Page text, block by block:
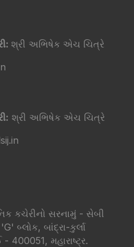
શ્રી અભિષેક એચ ચિત્રે
શ્રી અભિષેક એચ ચિત્રે
કચેરીનો સરનામું - સેબી
બ્લોક, બાંદ્રા-કુર્લા
400051, મહારાષ્ટ્ર.